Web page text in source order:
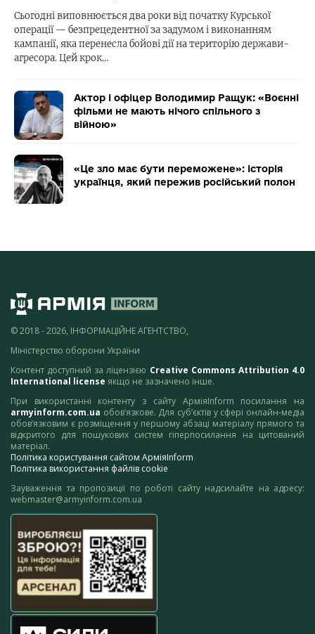
Сьогодні виповнюється два роки від початку Курської
операції — безпрецедентної за задумом і виконанням
кампанії, яка перенесла бойові дії на територію держави-
агресора. Цей крок…
Актор і офіцер Володимир Ращук: «Воєнні
фільми не мають нічого спільного з
війною»
«Це зло має бути переможене»: історія
українця, який пережив російський полон
© 2018 - 2026, ІНФОРМАЦІЙНЕ АГЕНТСТВО,
Міністерство оборони України
Контент доступний за ліцензією Creative Commons Attribution 4.0
International license якщо не зазначено інше.
При використанні контенту з сайту АрміяInform посилання на
armyinform.com.ua обов’язкове. Для суб’єктів у сфері онлайн-медіа
обов’язковим є розміщення у першому абзаці матеріалу прямого та
відкритого для пошукових систем гіперпосилання на цитований
матеріал.
Політика користування сайтом АрміяInform
Політика використання файлів cookie
Зауваження та пропозиції по роботі сайту надсилайте на адресу:
webmaster@armyinform.com.ua